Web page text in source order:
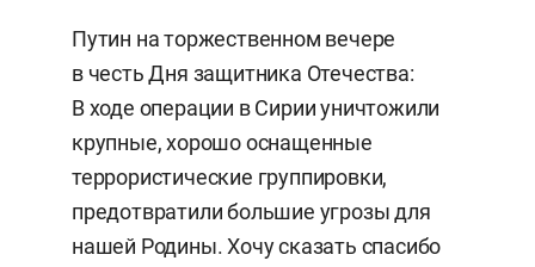
Путин на торжественном вечере
в честь Дня защитника Отечества:
В ходе операции в Сирии уничтожили
крупные, хорошо оснащенные
террористические группировки,
предотвратили большие угрозы для
нашей Родины. Хочу сказать спасибо